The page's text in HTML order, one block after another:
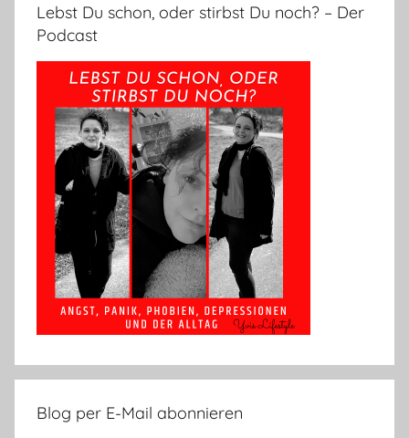
Lebst Du schon, oder stirbst Du noch? – Der
Podcast
Blog per E-Mail abonnieren